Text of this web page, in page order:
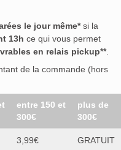
le jour même*si la
13h ce qui vous permet
en relais pickup**.
de la commande (hors
entre 150 et
300€
plus de
300€
3,99€ GRATUIT